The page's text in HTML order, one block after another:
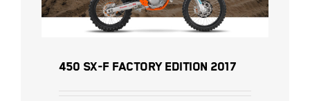
2017
450 SX-F FACTORY EDITION 2017